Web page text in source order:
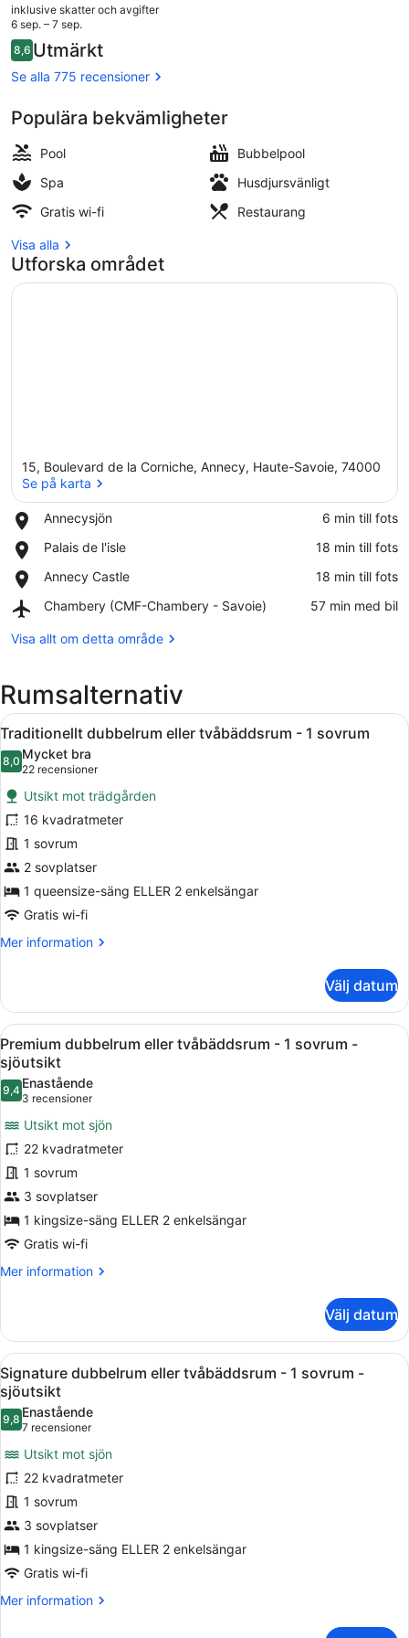
nuvarande
priset
är
2 190 kr
inklusive skatter och avgifter
6 sep. – 7 sep.
Recensioner
8,68,6 av 10,
Utmärkt
Se alla 775 recensioner
Populära bekvämligheter
Pool
Bubbelpool
Spa
Husdjursvänligt
Gratis wi-fi
Restaurang
Visa alla
Utforska området
15, Boulevard de la Corniche, Annecy, Haute-Savoie, 74000
Se på karta
Annecysjön
Place,
‪6 min till fots‬
Palais de l'isle
Place,
de
‪18 min till fots‬
Annecy Castle
Place,
Castle
‪18 min till fots‬
Chambery (CMF-Chambery - Savoie)
Airport,
(CMF-
Savoie)
‪57 min med bil‬
Visa allt om detta område
Rumsalternativ
Öppna
alla
foton
för
Traditionellt
dubbelrum
eller
tvåbäddsrum
-
1
sovrum
Ett hotellrum med en säng, ett
5
Traditionellt dubbelrum eller tvåbäddsrum - 1 sovrum
8,08,0 av 10
Mycket bra
22 recensioner
(22 recensioner)
Utsikt mot trädgården
16 kvadratmeter
1 sovrum
2 sovplatser
1 queensize-säng ELLER 2 enkelsängar
Gratis wi-fi
Mer information
Mer
dubbelrum
eller
tvåbäddsrum
-
1
sovrum
Välj datum
Öppna
alla
foton
för
Premium
dubbelrum
eller
tvåbäddsrum
-
1
sovrum
-
Ett hotellrum med en säng, en
4
Premium dubbelrum eller tvåbäddsrum - 1 sovrum -
sjöutsikt
9,49,4 av 10
Enastående
3 recensioner
(3 recensioner)
Utsikt mot sjön
22 kvadratmeter
1 sovrum
3 sovplatser
1 kingsize-säng ELLER 2 enkelsängar
Gratis wi-fi
Mer information
Mer
dubbelrum
eller
tvåbäddsrum
-
1
sovrum
-
sjöutsikt
Välj datum
Öppna
alla
foton
för
Signature
dubbelrum
eller
tvåbäddsrum
-
1
sovrum
-
Ett hotellrum med en stor säng,
5
Signature dubbelrum eller tvåbäddsrum - 1 sovrum -
sjöutsikt
9,89,8 av 10
Enastående
7 recensioner
(7 recensioner)
Utsikt mot sjön
22 kvadratmeter
1 sovrum
3 sovplatser
1 kingsize-säng ELLER 2 enkelsängar
Gratis wi-fi
Mer information
Mer